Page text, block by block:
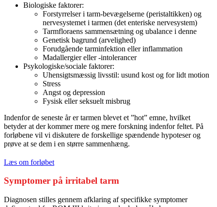
Biologiske faktorer:
Forstyrrelser i tarm-bevægelserne (peristaltikken) og
nervesystemet i tarmen (det enteriske nervesystem)
Tarmfloraens sammensætning og ubalance i denne
Genetisk bagrund (arvelighed)
Forudgående tarminfektion eller inflammation
Madallergier eller -intolerancer
Psykologiske/sociale faktorer:
Uhensigtsmæssig livsstil: usund kost og for lidt motion
Stress
Angst og depression
Fysisk eller seksuelt misbrug
Indenfor de seneste år er tarmen blevet et ”hot” emne, hvilket
betyder at der kommer mere og mere forskning indenfor feltet. På
forløbene vil vi diskutere de forskellige spændende hypoteser og
prøve at se dem i en større sammenhæng.
Læs om forløbet
Symptomer på irritabel tarm
Diagnosen stilles gennem afklaring af specifikke symptomer